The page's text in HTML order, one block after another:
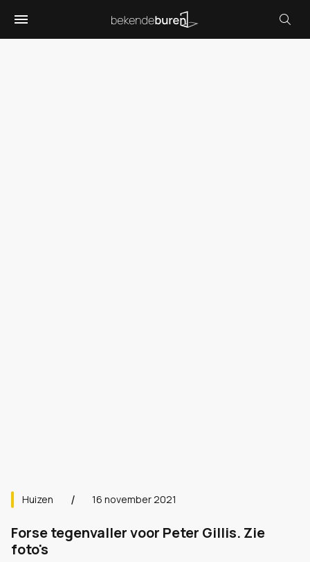
Huizen 16 november 2021
Forse tegenvaller voor Peter Gillis. Zie
foto's